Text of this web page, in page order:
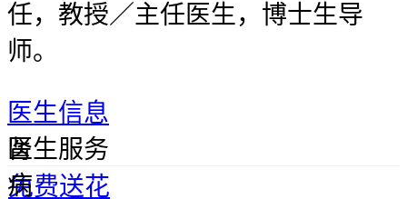
任，教授／主任医生，博士生导
师。
医生信息
肾
病
医生服务
免费送花